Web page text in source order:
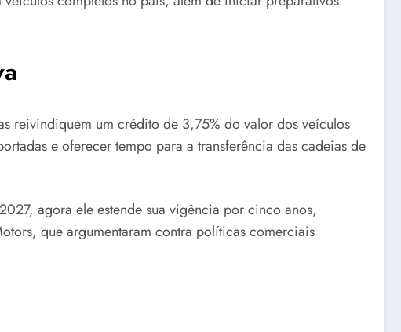
reivindiquem um crédito de 3,75% do valor dos veículos
e oferecer tempo para a transferência das cadeias de
agora ele estende sua vigência por cinco anos,
que argumentaram contra políticas comerciais